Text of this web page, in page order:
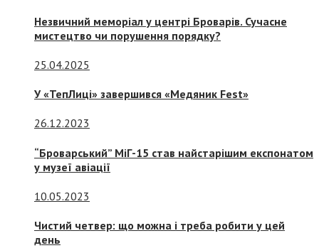
Незвичний меморіал у центрі Броварів. Сучасне
мистецтво чи порушення порядку?
25.04.2025
У «ТепЛиці» завершився «Медяник Fest»
26.12.2023
“Броварський” МіГ-15 став найстарішим експонатом
у музеї авіації
10.05.2023
Чистий четвер: що можна і треба робити у цей
день